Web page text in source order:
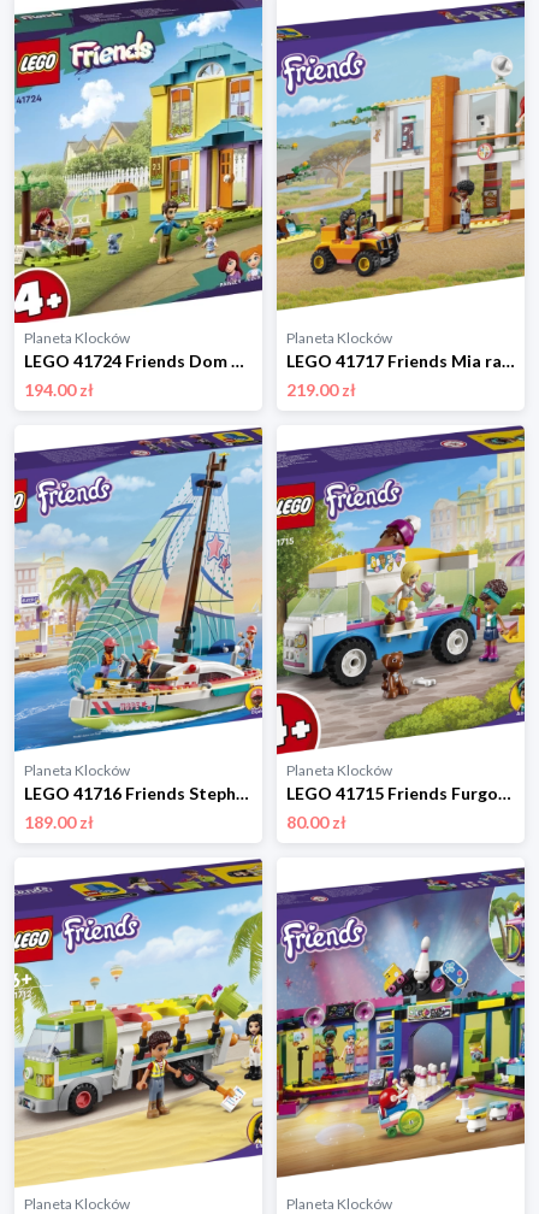
Planeta Klocków
LEGO 41724 Friends Dom Paisley Lego
194.00 zł
Planeta Klocków
LEGO 41717 Friends Mia ratowniczka dzikich zwierząt Lego
219.00 zł
Planeta Klocków
LEGO 41716 Friends Stephanie i przygoda pod żaglami Lego
189.00 zł
Planeta Klocków
LEGO 41715 Friends Furgonetka z lodami Lego
80.00 zł
Planeta Klocków Planeta Klocków